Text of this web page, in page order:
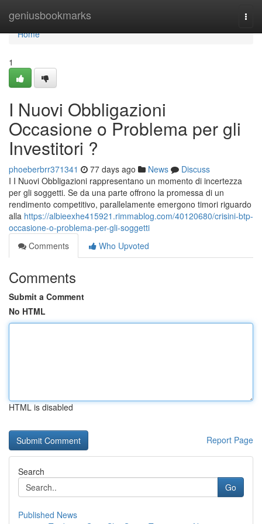
geniusbookmarks
Home
Home
1
I Nuovi Obbligazioni
Occasione o Problema per gli
Investitori ?
phoeberbrr371341 77 days ago News
Discuss
I I Nuovi Obbligazioni rappresentano un momento di incertezza
per gli soggetti. Se da una parte offrono la promessa di un
rendimento competitivo, parallelamente emergono timori riguardo
alla https://albieexhe415921.rimmablog.com/40120680/crisini-btp-
occasione-o-problema-per-gli-soggetti
Comments
Who Upvoted
Comments
Submit a Comment
No HTML
HTML is disabled
Report Page
Search
Go
Published News